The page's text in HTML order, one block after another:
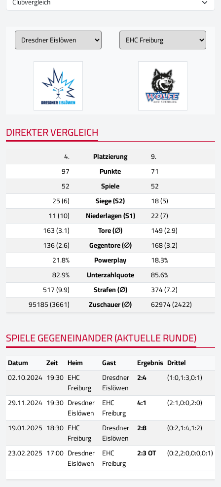
DIREKTER VERGLEICH
4. Platzierung
9.
97
Punkte
71
52
Spiele
52
25 (6)
Siege (S2)
18 (5)
11 (10)
Niederlagen (S1)
22 (7)
163 (3.1)
Tore (∅)
149 (2.9)
136 (2.6)
Gegentore (∅)
168 (3.2)
21.8%
Powerplay
18.3%
82.9%
Unterzahlquote
85.6%
517 (9.9)
Strafen (∅)
374 (7.2)
95185 (3661)
Zuschauer (∅) 62974 (2422)
SPIELE GEGENEINANDER (AKTUELLE RUNDE)
Datum Zeit Heim Gast Ergebnis Drittel
02.10.2024 19:30 EHC
Freiburg
Dresdner
Eislöwen
2:4
(1:0,1:3,0:1)
29.11.2024 19:30 Dresdner
Eislöwen
EHC
Freiburg
4:1
(2:1,0:0,2:0)
19.01.2025 18:30 EHC
Freiburg
Dresdner
Eislöwen
2:8
(0:2,1:4,1:2)
23.02.2025 17:00 Dresdner
Eislöwen
EHC
Freiburg
2:3 OT (0:2,2:0,0:0,0:1)